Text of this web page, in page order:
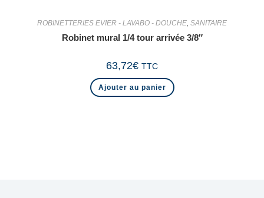
ROBINETTERIES EVIER - LAVABO - DOUCHE, SANITAIRE
Robinet mural 1/4 tour arrivée 3/8″
63,72€ TTC
Ajouter au panier